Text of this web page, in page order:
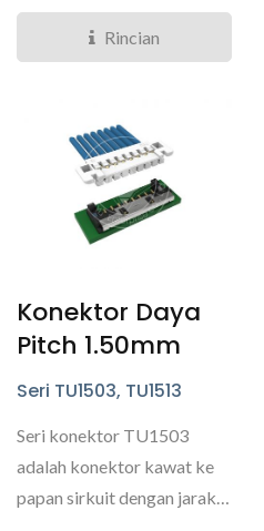
Rincian
Konektor Daya
Pitch 1.50mm
Seri TU1503, TU1513
Seri konektor TU1503
adalah konektor kawat ke
papan sirkuit dengan jarak